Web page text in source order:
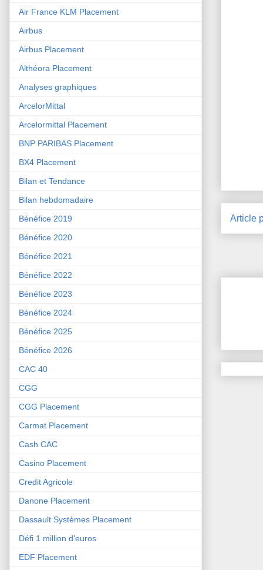
Article
Air France KLM Placement
Airbus
Airbus Placement
Althéora Placement
Analyses graphiques
ArcelorMittal
Arcelormittal Placement
BNP PARIBAS Placement
BX4 Placement
Bilan et Tendance
Bilan hebdomadaire
Bénéfice 2019
Bénéfice 2020
Bénéfice 2021
Bénéfice 2022
Bénéfice 2023
Bénéfice 2024
Bénéfice 2025
Bénéfice 2026
CAC 40
CGG
CGG Placement
Carmat Placement
Cash CAC
Casino Placement
Credit Agricole
Danone Placement
Dassault Systèmes Placement
Défi 1 million d'euros
EDF Placement